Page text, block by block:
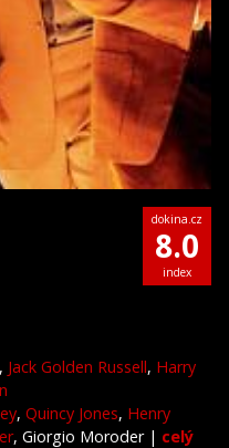
dokina.cz
8.0
index
, Jack Golden Russell, Harry
, Quincy Jones, Henry
, Giorgio Moroder | celý